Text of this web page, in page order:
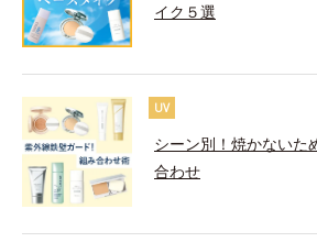
イク５選
UV
シーン別！焼かないた
合わせ